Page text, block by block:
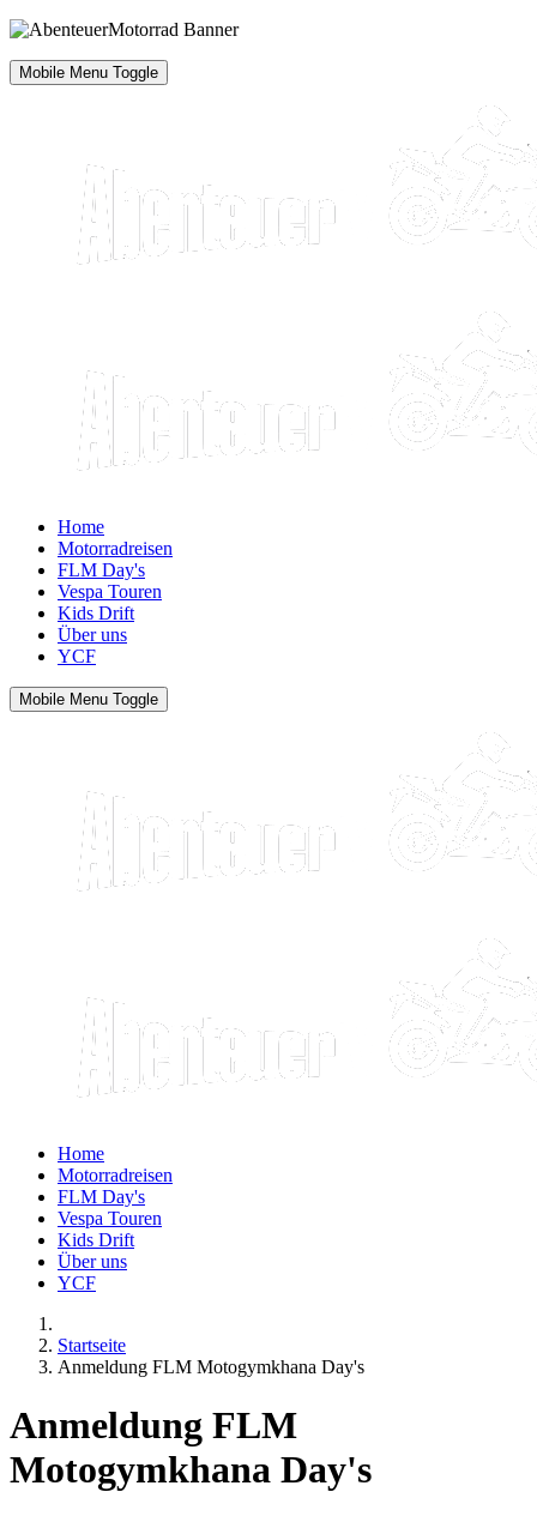
Mobile Menu Toggle
Home
Motorradreisen
FLM Day's
Vespa Touren
Kids Drift
Über uns
YCF
Mobile Menu Toggle
Home
Motorradreisen
FLM Day's
Vespa Touren
Kids Drift
Über uns
YCF
Startseite
Anmeldung FLM Motogymkhana Day's
Anmeldung FLM
Motogymkhana Day's